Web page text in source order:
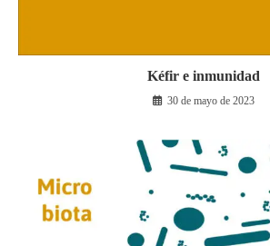
Kéfir e inmunidad
30 de mayo de 2023